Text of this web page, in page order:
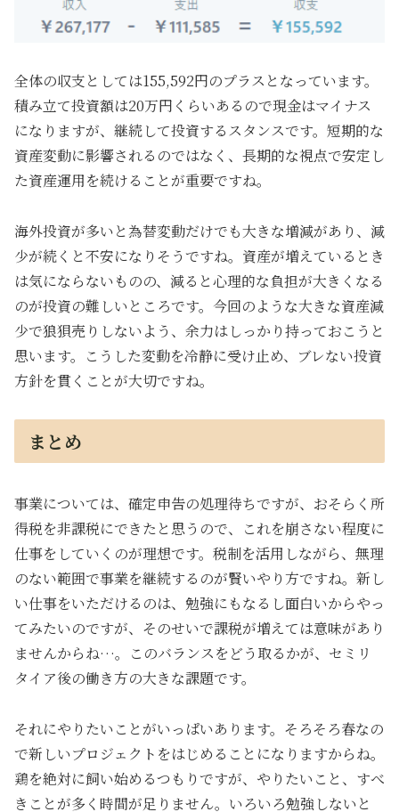
全体の収支としては155,592円のプラスとなっています。
積み立て投資額は20万円くらいあるので現金はマイナス
になりますが、継続して投資するスタンスです。短期的な
資産変動に影響されるのではなく、長期的な視点で安定し
た資産運用を続けることが重要ですね。
海外投資が多いと為替変動だけでも大きな増減があり、減
少が続くと不安になりそうですね。資産が増えているとき
は気にならないものの、減ると心理的な負担が大きくなる
のが投資の難しいところです。今回のような大きな資産減
少で狼狽売りしないよう、余力はしっかり持っておこうと
思います。こうした変動を冷静に受け止め、ブレない投資
方針を貫くことが大切ですね。
まとめ
事業については、確定申告の処理待ちですが、おそらく所
得税を非課税にできたと思うので、これを崩さない程度に
仕事をしていくのが理想です。税制を活用しながら、無理
のない範囲で事業を継続するのが賢いやり方ですね。新し
い仕事をいただけるのは、勉強にもなるし面白いからやっ
てみたいのですが、そのせいで課税が増えては意味があり
ませんからね…。このバランスをどう取るかが、セミリ
タイア後の働き方の大きな課題です。
それにやりたいことがいっぱいあります。そろそろ春なの
で新しいプロジェクトをはじめることになりますからね。
鶏を絶対に飼い始めるつもりですが、やりたいこと、すべ
きことが多く時間が足りません。いろいろ勉強しないと